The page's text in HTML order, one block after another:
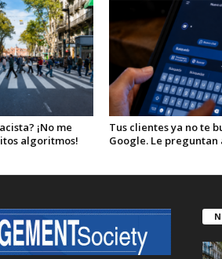
¡No me
algoritmos!
Tus clientes ya no te
Google. Le preguntan